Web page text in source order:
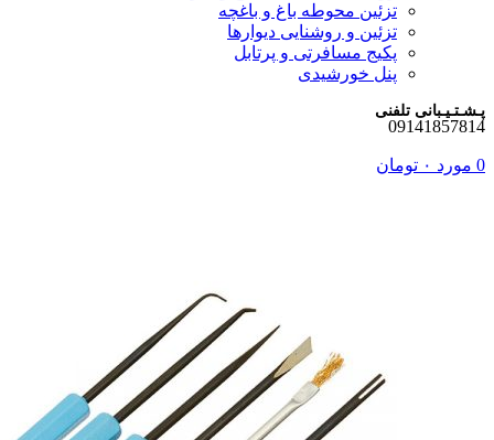
تزئین محوطه باغ و باغچه
تزئین و روشنایی دیوارها
پکیج مسافرتی و پرتابل
پنل خورشیدی
پـشـتـیـبانی تلفنی
09141857814
0 مورد ۰ تومان